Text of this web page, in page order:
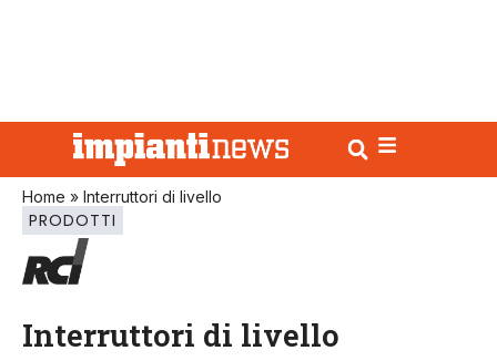
Home » Interruttori di livello
PRODOTTI
Interruttori di livello